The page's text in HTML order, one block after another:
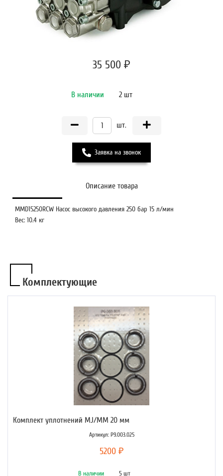
35 500 ₽
В наличии 2 шт
шт.
Заявка на звонок
Описание товара
MMD15250RCW Насос высокого давления 250 бар 15 л/мин
Вес: 10.4 кг
Комплектующие
Комплект уплотнений MJ/MM 20 мм
Артикул: P9.003.025
5200 ₽
В наличии 5 шт